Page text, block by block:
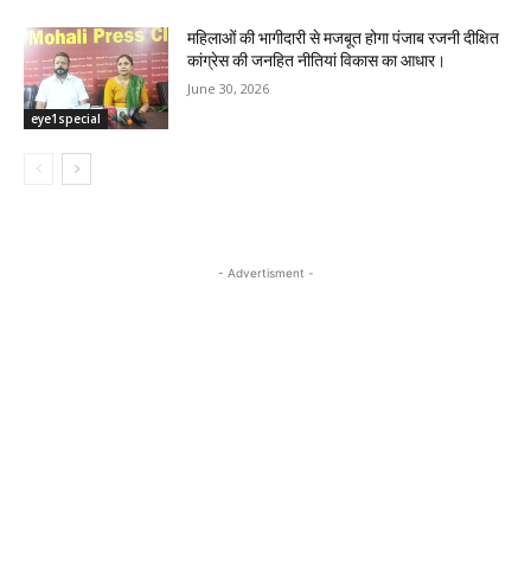
eye1special
महिलाओं की भागीदारी से मजबूत होगा पंजाब रजनी दीक्षित
कांग्रेस की जनहित नीतियां विकास का आधार।
June 30, 2026
- Advertisment -